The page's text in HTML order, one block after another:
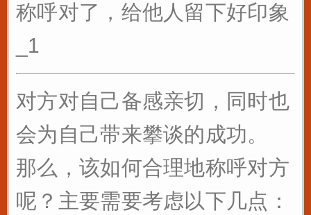
称呼对了，给他人留下好印象
_1
对方对自己备感亲切，同时也
会为自己带来攀谈的成功。
那么，该如何合理地称呼对方
呢？主要需要考虑以下几点：